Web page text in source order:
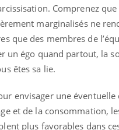
Comprenez
marginalisés ne
que des membres de
un égo quand partout, la
êtes sa lie.
envisager une éventuelle
et de la consommation,
plus favorables dans